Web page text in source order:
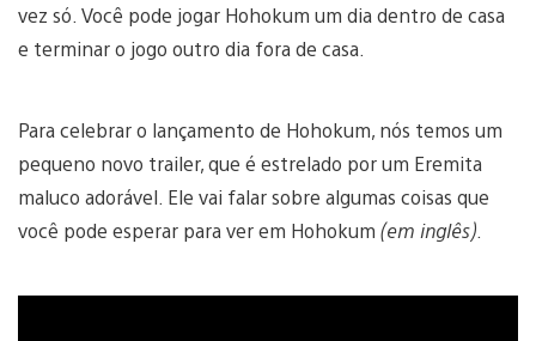
vez só. Você pode jogar Hohokum um dia dentro de casa
e terminar o jogo outro dia fora de casa.
Para celebrar o lançamento de Hohokum, nós temos um
pequeno novo trailer, que é estrelado por um Eremita
maluco adorável. Ele vai falar sobre algumas coisas que
você pode esperar para ver em Hohokum (em inglês)